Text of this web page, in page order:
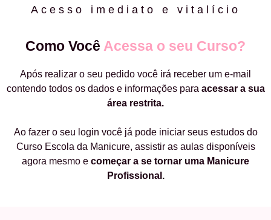
Acesso imediato e vitalício
Como Você Acessa o seu Curso?
Após realizar o seu pedido você irá receber um e-mail
contendo todos os dados e informações para acessar a sua
área restrita.
Ao fazer o seu login você já pode iniciar seus estudos do
Curso Escola da Manicure, assistir as aulas disponíveis
agora mesmo e começar a se tornar uma Manicure
Profissional.